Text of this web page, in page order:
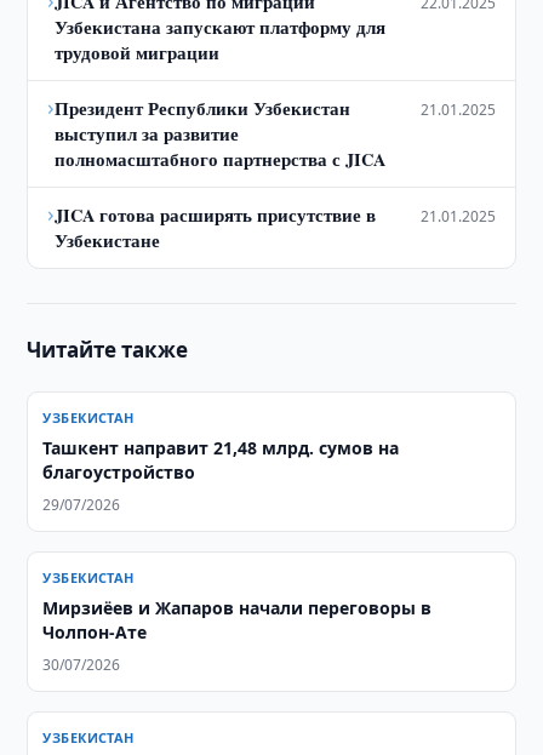
Узбекистана запускают платформу для
трудовой миграции
›Президент Республики Узбекистан
выступил за развитие
полномасштабного партнерства с JICA
21.01.2025
›JICA готова расширять присутствие в
Узбекистане
21.01.2025
Читайте также
УЗБЕКИСТАН
​​​​​​​Ташкент направит 21,48 млрд. сумов на
благоустройство
29/07/2026
УЗБЕКИСТАН
Мирзиёев и Жапаров начали переговоры в
Чолпон-Ате
30/07/2026
УЗБЕКИСТАН